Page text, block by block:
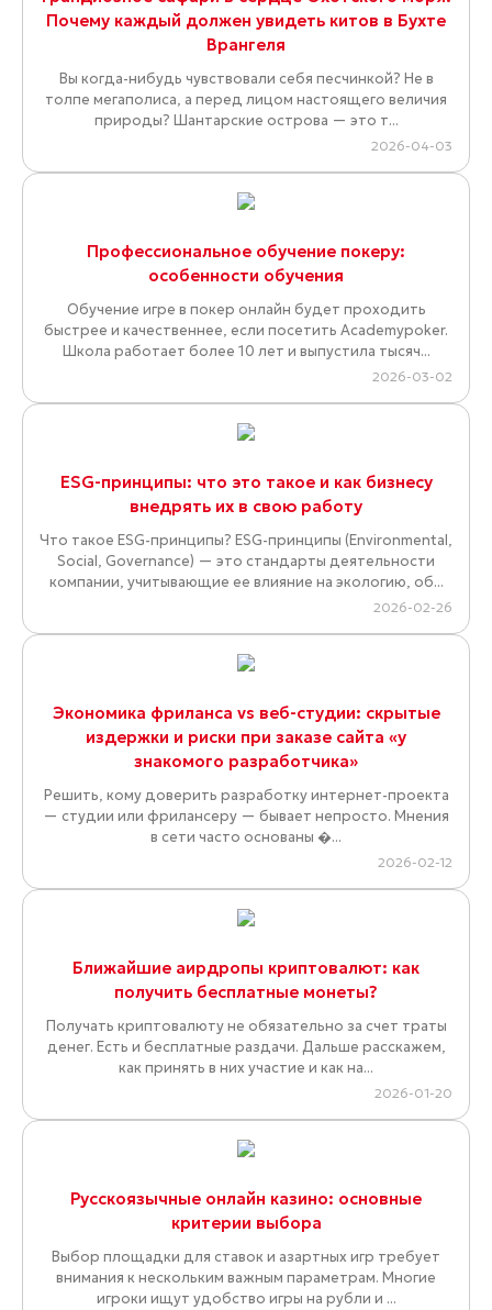
Почему каждый должен увидеть китов в Бухте
Врангеля
Вы когда-нибудь чувствовали себя песчинкой? Не в
толпе мегаполиса, а перед лицом настоящего величия
природы? Шантарские острова — это т...
2026-04-03
Профессиональное обучение покеру:
особенности обучения
Обучение игре в покер онлайн будет проходить
быстрее и качественнее, если посетить Academypoker.
Школа работает более 10 лет и выпустила тысяч...
2026-03-02
ESG-принципы: что это такое и как бизнесу
внедрять их в свою работу
Что такое ESG-принципы? ESG-принципы (Environmental,
Social, Governance) — это стандарты деятельности
компании, учитывающие ее влияние на экологию, об...
2026-02-26
Экономика фриланса vs веб-студии: скрытые
издержки и риски при заказе сайта «у
знакомого разработчика»
Решить, кому доверить разработку интернет-проекта
— студии или фрилансеру — бывает непросто. Мнения
в сети часто основаны �...
2026-02-12
Ближайшие аирдропы криптовалют: как
получить бесплатные монеты?
Получать криптовалюту не обязательно за счет траты
денег. Есть и бесплатные раздачи. Дальше расскажем,
как принять в них участие и как на...
2026-01-20
Русскоязычные онлайн казино: основные
критерии выбора
Выбор площадки для ставок и азартных игр требует
внимания к нескольким важным параметрам. Многие
игроки ищут удобство игры на рубли и ...